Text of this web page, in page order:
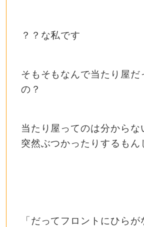
？？な私です
そもそもなんで当たり屋だ
の？
当たり屋ってのは分からな
突然ぶつかったりするもん
「だってフロントにひらが